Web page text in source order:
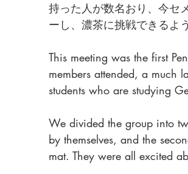
持った人が数名おり、今セ
ーし、濃茶に挑戦できるよ
This meeting was the first
members attended, a much
students who are studying
We divided the group into
by themselves, and the
mat. They were all excited